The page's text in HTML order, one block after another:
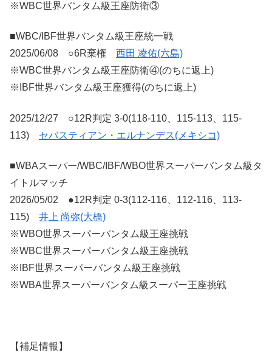
※WBC世界バンタム級王座防衛③
■WBC/IBF世界バンタム級王座統一戦
2025/06/08 ○6R棄権 西田 凌佑(六島)
※WBC世界バンタム級王座防衛④(のちに返上)
※IBF世界バンタム級王座獲得(のちに返上)
2025/12/27 ○12R判定 3-0(118-110、115-113、115-
113) セバスティアン・エルナンデス(メキシコ)
■WBAスーパー/WBC/IBF/WBO世界スーパーバンタム級タ
イトルマッチ
2026/05/02 ●12R判定 0-3(112-116、112-116、113-
115) 井上 尚弥(大橋)
※WBO世界スーパーバンタム級王座挑戦
※WBC世界スーパーバンタム級王座挑戦
※IBF世界スーパーバンタム級王座挑戦
※WBA世界スーパーバンタム級スーパー王座挑戦
【補足情報】